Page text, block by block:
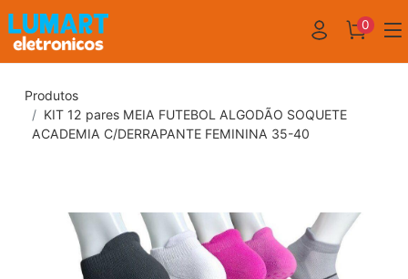
0
Produtos
KIT 12 pares MEIA FUTEBOL ALGODÃO SOQUETE
ACADEMIA C/DERRAPANTE FEMININA 35-40